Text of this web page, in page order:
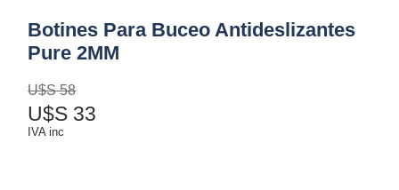
Botines Para Buceo Antideslizantes
Pure 2MM
U$S58
U$S 33
IVA inc